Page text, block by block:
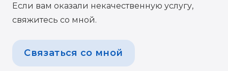
Если вам оказали некачественную услугу,
свяжитесь со мной.
Связаться со мной